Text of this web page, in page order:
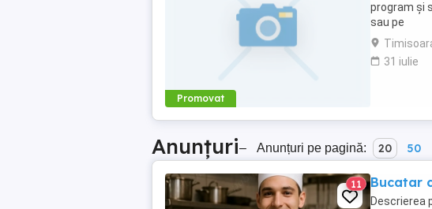
Promovat
program și
sau pe
31 iulie
Anunțuri– Anunțuri pe pagină: 20 50
11 Bucatar
Descrierea